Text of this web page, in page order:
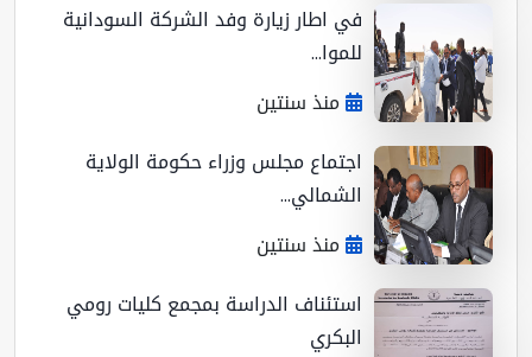
في اطار زيارة وفد الشركة السودانية
للموا...
منذ سنتين
اجتماع مجلس وزراء حكومة الولاية
الشمالي...
منذ سنتين
استئناف الدراسة بمجمع كليات رومي
البكري